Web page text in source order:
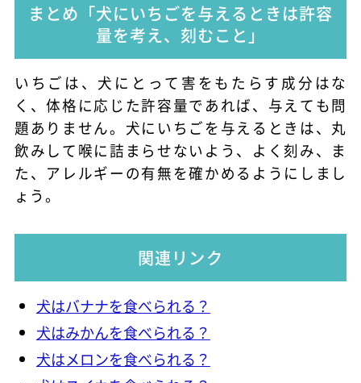
まとめ「犬にいちごを与えるときは許容
量を考え、刻むこと」
いちごは、犬にとって害をもたらす成分はな
く、体格に応じた許容量であれば、与えても問
題ありません。犬にいちごを与えるときは、丸
飲みして喉に詰まらせないよう、よく刻み、ま
た、アレルギーの有無を確かめるようにしまし
ょう。
関連リンク
犬はバナナを食べられる？
犬はみかんを食べられる？
犬はメロンを食べられる？